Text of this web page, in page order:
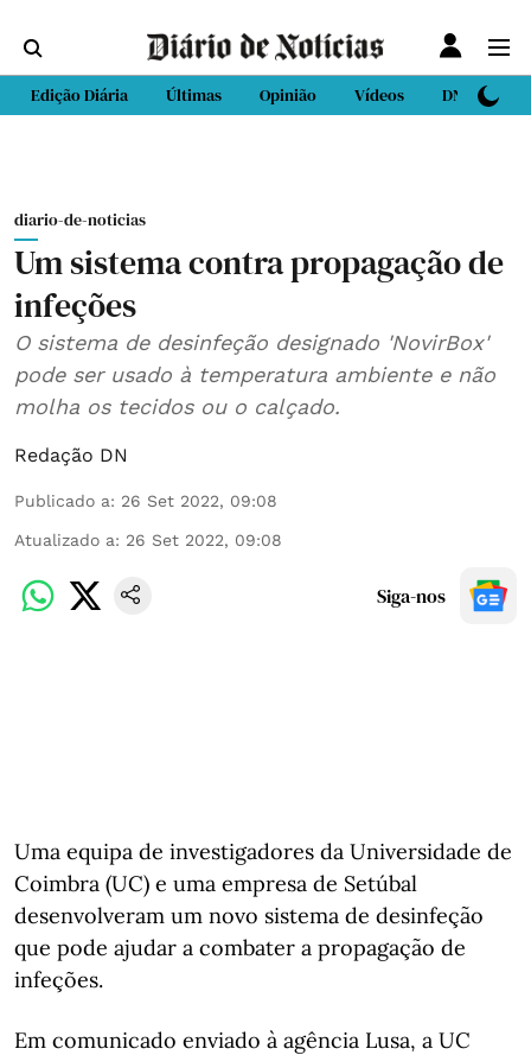
Edição Diária Últimas Opinião Vídeos DN Sport
diario-de-noticias
Um sistema contra propagação de
infeções
O sistema de desinfeção designado 'NovirBox'
pode ser usado à temperatura ambiente e não
molha os tecidos ou o calçado.
Redação DN
Publicado a: 26 Set 2022, 09:08
Atualizado a: 26 Set 2022, 09:08
Siga-nos
Uma equipa de investigadores da Universidade de
Coimbra (UC) e uma empresa de Setúbal
desenvolveram um novo sistema de desinfeção
que pode ajudar a combater a propagação de
infeções.
Em comunicado enviado à agência Lusa, a UC